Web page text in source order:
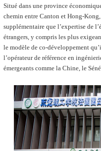
Situé dans une province
chemin entre Canton et Hong-
supplémentaire que l’expertise de
étrangers, y compris les plus
le modèle de co-développement
l’opérateur de référence en
émergeants comme la Chine, le